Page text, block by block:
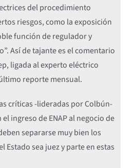
del procedimiento
riesgos, como la exposición
función de regulador y
Así de tajante es el comentario
ligada al experto eléctrico
reporte mensual.
críticas -lideradas por Colbún-
ingreso de ENAP al negocio de
separarse muy bien los
Estado sea juez y parte en estas